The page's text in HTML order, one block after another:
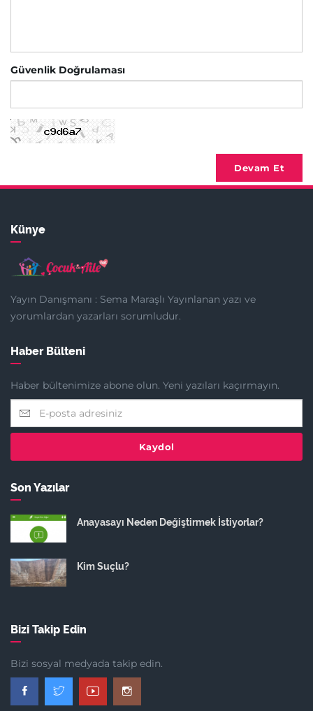
Güvenlik Doğrulaması
Devam Et
Künye
Yayın Danışmanı : Sema Maraşlı Yayınlanan yazı ve
yorumlardan yazarları sorumludur.
Haber Bülteni
Haber bültenimize abone olun. Yeni yazıları kaçırmayın.
Kaydol
Son Yazılar
Anayasayı Neden Değiştirmek İstiyorlar?
Kim Suçlu?
Bizi Takip Edin
Bizi sosyal medyada takip edin.